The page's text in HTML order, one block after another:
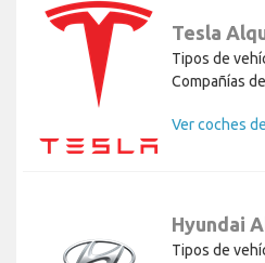
Tesla
Tipos de
Compañías
Ver coches
Hyundai
Tipos de